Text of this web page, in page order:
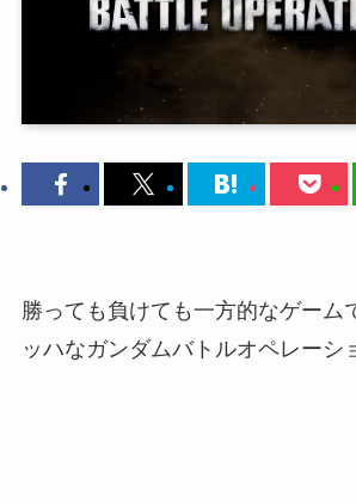
勝っても負けても一方的なゲーム
ッハなガンダムバトルオペレーシ